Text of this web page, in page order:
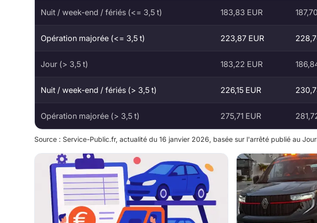
Nuit / week-end / fériés (<= 3,5 t) 183,83 EUR
Opération majorée (<= 3,5 t) 223,87 EUR
Jour (> 3,5 t) 183,22 EUR
Nuit / week-end / fériés (> 3,5 t) 226,15 EUR
Opération majorée (> 3,5 t) 275,71 EUR
Source : Service-Public.fr, actualité du 16 janvier 2026, basée sur l'arrêté publié au